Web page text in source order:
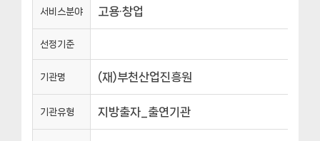
서비스분야 고용·창업
선정기준
기관명 (재)부천산업진흥원
기관유형 지방출자_출연기관